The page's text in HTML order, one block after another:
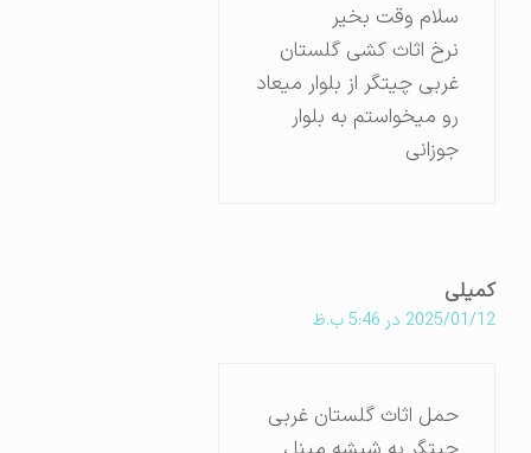
سلام وقت بخیر
نرخ اثاث کشی گلستان
غربی چیتگر از بلوار میعاد
رو میخواستم به بلوار
جوزانی
کمیلی
2025/01/12 در 5:46 ب.ظ
حمل اثاث گلستان غربی